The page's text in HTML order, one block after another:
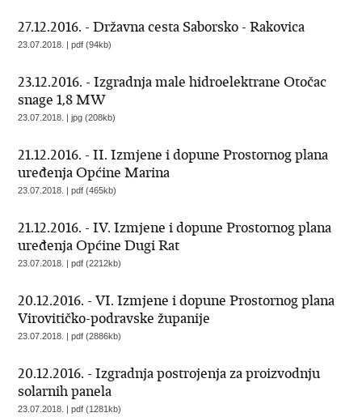
27.12.2016. - Državna cesta Saborsko - Rakovica
23.07.2018. | pdf (94kb)
23.12.2016. - Izgradnja male hidroelektrane Otočac
snage 1,8 MW
23.07.2018. | jpg (208kb)
21.12.2016. - II. Izmjene i dopune Prostornog plana
uređenja Općine Marina
23.07.2018. | pdf (465kb)
21.12.2016. - IV. Izmjene i dopune Prostornog plana
uređenja Općine Dugi Rat
23.07.2018. | pdf (2212kb)
20.12.2016. - VI. Izmjene i dopune Prostornog plana
Virovitičko-podravske županije
23.07.2018. | pdf (2886kb)
20.12.2016. - Izgradnja postrojenja za proizvodnju
solarnih panela
23.07.2018. | pdf (1281kb)